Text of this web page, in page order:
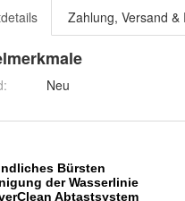
Zahlung, Versand &
Neu